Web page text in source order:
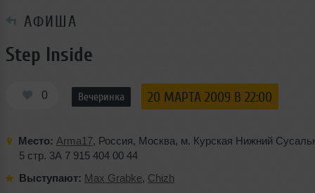
АФИША
Step Inside
0 Вечеринка 20 МАРТА 2009 В 22:00
Место: Arma17, Россия, Москва, м. Курская Нижний
5 стр. 3А 7 915 404 00 44
Выступают: Max Grabke, Chizh